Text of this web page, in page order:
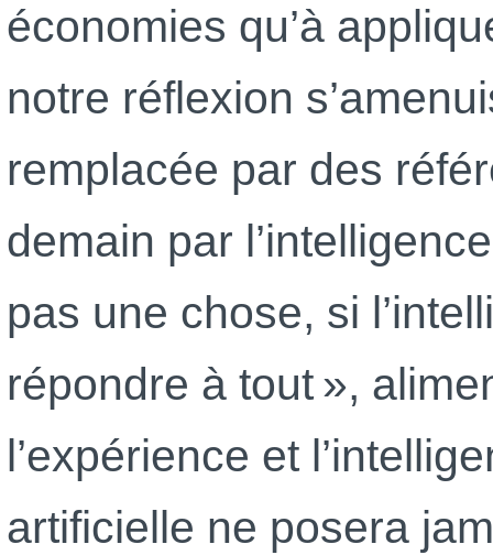
économies qu’à
notre réflexion
remplacée par des
demain par
pas une chose, si
répondre à tout »,
l’expérience et
artificielle ne posera